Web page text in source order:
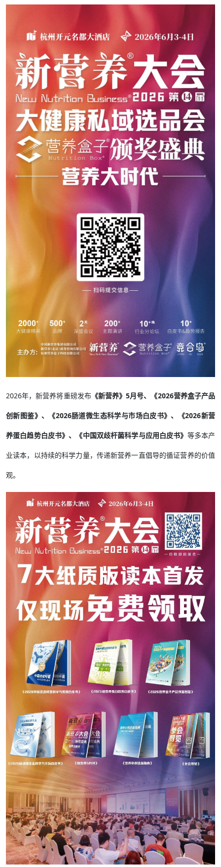
2026年，新营养将重磅发布《新营养》5月号、《2026营养盒子产品
创新图鉴》、《2026肠道微生态科学与市场白皮书》、《2026新营
养蛋白趋势白皮书》、 《中国双歧杆菌科学与应用白皮书》 等多本产
业读本，以持续的科学力量，传递新营养一直倡导的循证营养的价值
观。